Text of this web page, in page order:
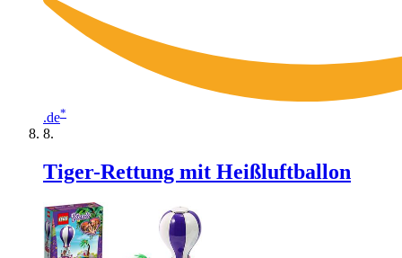
.de*
Tiger-Rettung mit Heißluftballon